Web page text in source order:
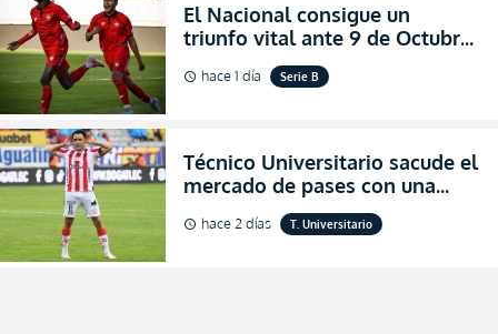
El Nacional consigue un
triunfo vital ante 9 de Octubre
para encender la fe en la
salvación
schedule hace 1 día Serie B
Técnico Universitario sacude el
mercado de pases con una
verdadera revolución para
asegurar la permanencia
schedule hace 2 días T. Universitario